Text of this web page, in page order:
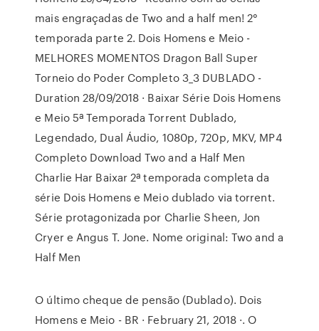
mais engraçadas de Two and a half men! 2°
temporada parte 2. Dois Homens e Meio -
MELHORES MOMENTOS Dragon Ball Super
Torneio do Poder Completo 3_3 DUBLADO -
Duration 28/09/2018 · Baixar Série Dois Homens
e Meio 5ª Temporada Torrent Dublado,
Legendado, Dual Áudio, 1080p, 720p, MKV, MP4
Completo Download Two and a Half Men
Charlie Har Baixar 2ª temporada completa da
série Dois Homens e Meio dublado via torrent.
Série protagonizada por Charlie Sheen, Jon
Cryer e Angus T. Jone. Nome original: Two and a
Half Men
O último cheque de pensão (Dublado). Dois
Homens e Meio - BR · February 21, 2018 ·. O